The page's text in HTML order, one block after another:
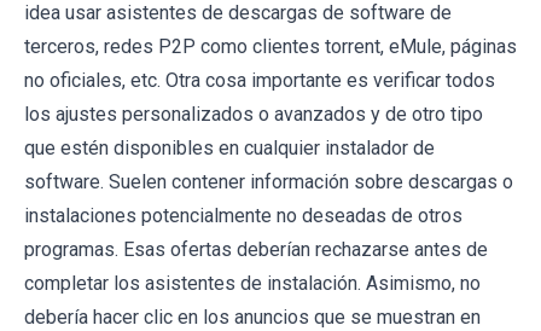
idea usar asistentes de descargas de software de
terceros, redes P2P como clientes torrent, eMule, páginas
no oficiales, etc. Otra cosa importante es verificar todos
los ajustes personalizados o avanzados y de otro tipo
que estén disponibles en cualquier instalador de
software. Suelen contener información sobre descargas o
instalaciones potencialmente no deseadas de otros
programas. Esas ofertas deberían rechazarse antes de
completar los asistentes de instalación. Asimismo, no
debería hacer clic en los anuncios que se muestran en